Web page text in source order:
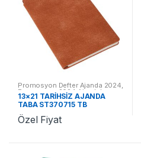
Promosyon Defter Ajanda 2024,
Promosyon 2024 Ajandalar
13×21 TARİHSİZ AJANDA
TABA ST370715 TB
Özel Fiyat